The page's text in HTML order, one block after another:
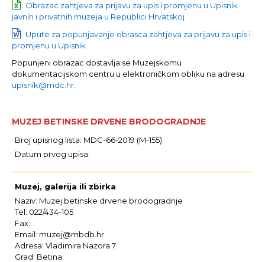
Obrazac zahtjeva za prijavu za upis i promjenu u Upisnik
javnih i privatnih muzeja u Republici Hrvatskoj
Upute za popunjavanje obrasca zahtjeva za prijavu za upis i
promjenu u Upisnik
Popunjeni obrazac dostavlja se Muzejskomu
dokumentacijskom centru u elektroničkom obliku na adresu
upisnik@mdc.hr
MUZEJ BETINSKE DRVENE BRODOGRADNJE
Broj upisnog lista: MDC-66-2019 (M-155)
Datum prvog upisa:
Muzej, galerija ili zbirka
Naziv: Muzej betinske drvene brodogradnje
Tel: 022/434-105
Fax:
Email: muzej@mbdb.hr
Adresa: Vladimira Nazora 7
Grad: Betina